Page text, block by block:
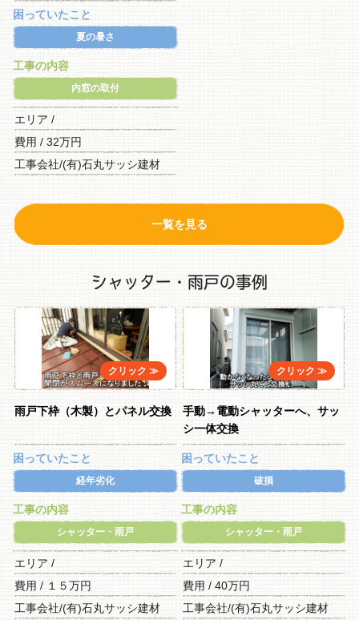
困っていたこと
夏の暑さ
工事の内容
内窓の取付
エリア /
費用 / 32万円
工事会社/(有)石丸サッシ建材
一覧を見る
シャッター・雨戸の事例
雨戸下枠（木製）とパネル交換
困っていたこと
経年劣化
工事の内容
シャッター・雨戸
エリア /
費用 / １５万円
工事会社/(有)石丸サッシ建材
手動→電動シャッターへ、サッ
シ一体交換
困っていたこと
破損
工事の内容
シャッター・雨戸
エリア /
費用 / 40万円
工事会社/(有)石丸サッシ建材